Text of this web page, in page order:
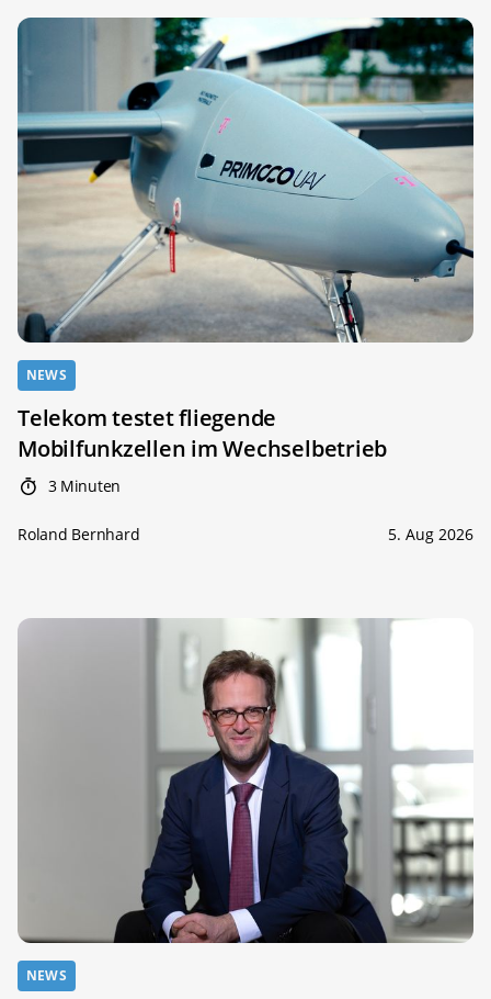
NEWS
Telekom testet fliegende
Mobilfunkzellen im Wechselbetrieb
3 Minuten
Roland Bernhard 5. Aug 2026
NEWS